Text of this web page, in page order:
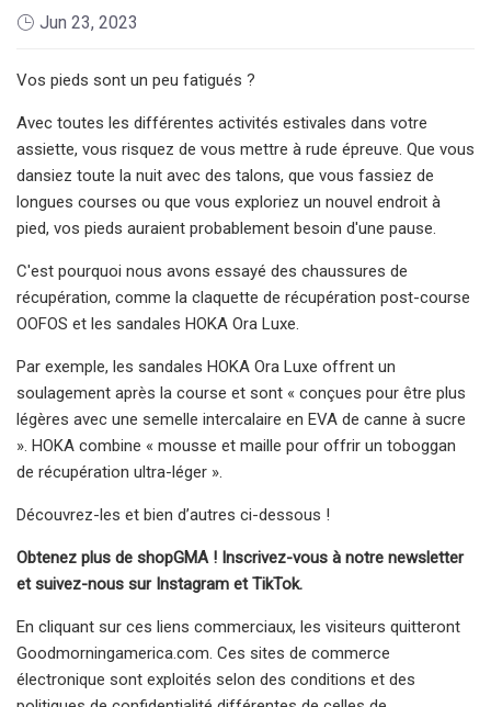
Jun 23, 2023
Vos pieds sont un peu fatigués ?
Avec toutes les différentes activités estivales dans votre
assiette, vous risquez de vous mettre à rude épreuve. Que vous
dansiez toute la nuit avec des talons, que vous fassiez de
longues courses ou que vous exploriez un nouvel endroit à
pied, vos pieds auraient probablement besoin d'une pause.
C'est pourquoi nous avons essayé des chaussures de
récupération, comme la claquette de récupération post-course
OOFOS et les sandales HOKA Ora Luxe.
Par exemple, les sandales HOKA Ora Luxe offrent un
soulagement après la course et sont « conçues pour être plus
légères avec une semelle intercalaire en EVA de canne à sucre
». HOKA combine « mousse et maille pour offrir un toboggan
de récupération ultra-léger ».
Découvrez-les et bien d’autres ci-dessous !
Obtenez plus de shopGMA ! Inscrivez-vous à notre newsletter
et suivez-nous sur Instagram et TikTok.
En cliquant sur ces liens commerciaux, les visiteurs quitteront
Goodmorningamerica.com. Ces sites de commerce
électronique sont exploités selon des conditions et des